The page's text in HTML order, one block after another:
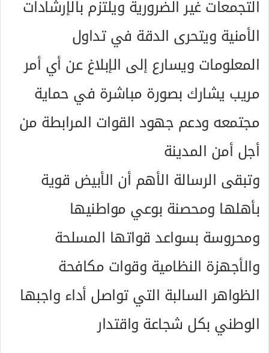
التجمعات غير الضرورية ويلتزم بالإرشادات
الأمنية ويتحرى الدقة في تداول
المعلومات ويسارع إلى الإبلاغ عن أي أمر
مريب يشارك بصورة مباشرة في حماية
مجتمعه ودعم جهود القوات المرابطة من
أجل أمن المدينة
وتبقى الرسالة الأهم أن الأبيض قوية
بأهلها ومحصنة بوعي مواطنيها
ومحروسة بسواعد قواتها المسلحة
والأجهزة النظامية وقوات مكافحة
الظواهر السالبة التي تواصل أداء واجبها
الوطني بكل شجاعة واقتدار